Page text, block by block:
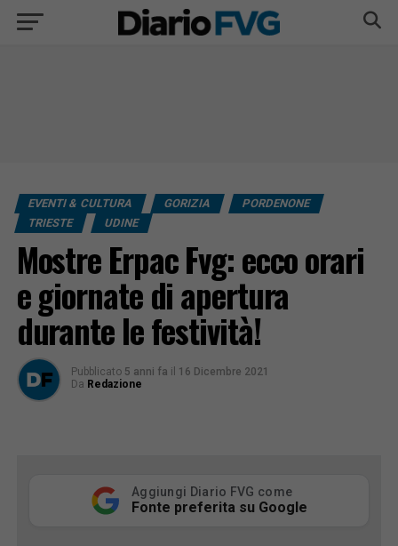
EVENTI & CULTURA GORIZIA
PORDENONE
TRIESTE
UDINE
Mostre Erpac Fvg: ecco orari
e giornate di apertura
durante le festività!
Pubblicato 5 anni fa il 16 Dicembre 2021
Da Redazione
Aggiungi Diario FVG come
Fonte preferita su Google